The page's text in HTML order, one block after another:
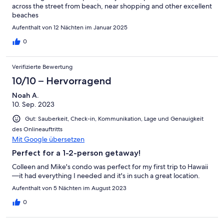
across the street from beach, near shopping and other excellent
beaches
Aufenthalt von 12 Nächten im Januar 2025
0
Verifizierte Bewertung
10/10 – Hervorragend
Noah A.
10. Sep. 2023
Gut: Sauberkeit, Check-in, Kommunikation, Lage und Genauigkeit
des Onlineauftritts
Mit Google übersetzen
Perfect for a 1-2-person getaway!
Colleen and Mike's condo was perfect for my first trip to Hawaii
—it had everything I needed and it's in such a great location.
Aufenthalt von 5 Nächten im August 2023
0